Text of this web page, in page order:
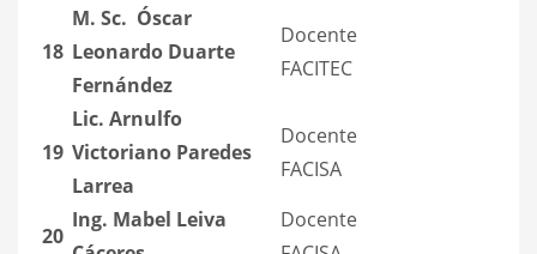
18
M. Sc. Óscar
Leonardo Duarte
Fernández
Docente
FACITEC
19
Lic. Arnulfo
Victoriano Paredes
Larrea
Docente
FACISA
20
Ing. Mabel Leiva
Docente